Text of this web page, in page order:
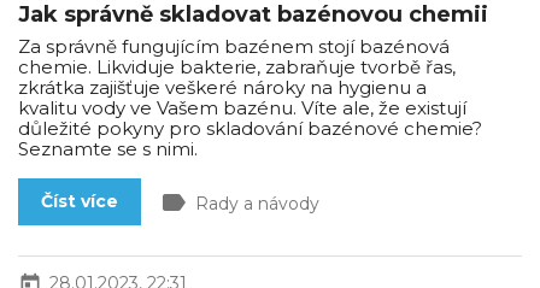
Jak správně skladovat bazénovou chemii
Za správně fungujícím bazénem stojí bazénová
chemie. Likviduje bakterie, zabraňuje tvorbě řas,
zkrátka zajišťuje veškeré nároky na hygienu a
kvalitu vody ve Vašem bazénu. Víte ale, že existují
důležité pokyny pro skladování bazénové chemie?
Seznamte se s nimi.
Číst více label Rady a návody
28.01.2023, 22:31